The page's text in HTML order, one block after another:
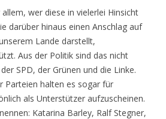
wer diese in vielerlei Hinsicht
darüber hinaus einen Anschlag auf
Lande darstellt,
Aus der Politik sind das nicht
SPD, der Grünen und die Linke.
Parteien halten es sogar für
als Unterstützer aufzuscheinen.
Katarina Barley, Ralf Stegner,